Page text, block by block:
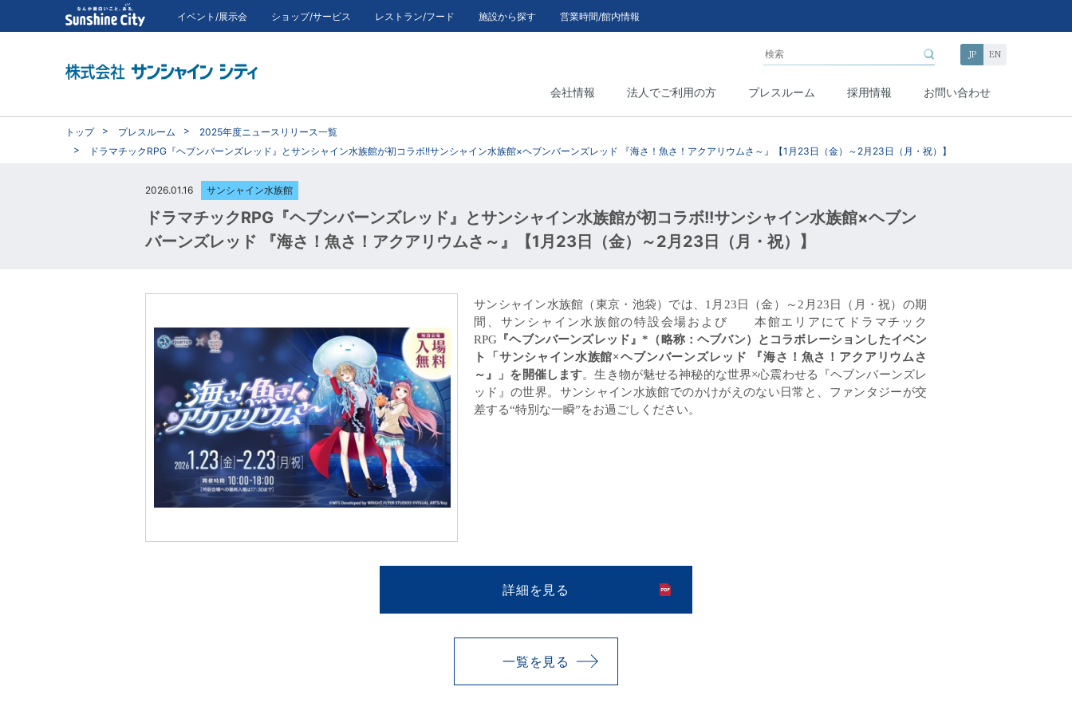
イベント/展示会 ショップ/サービス レストラン/フード 施設から探す 営業時間/館内情報
JP EN
会社情報 法人でご利用の方 プレスルーム 採用情報 お問い合わせ
トップ プレスルーム
2025年度ニュースリリース一覧
ドラマチックRPG『ヘブンバーンズレッド』とサンシャイン水族館が初コラボ!!サンシャイン水族館×ヘブンバーンズレッド 『海さ！魚さ！アクアリウムさ～』【1月23日（金）～2月23日（月・祝）】
2026.01.16 サンシャイン水族館
ドラマチックRPG『ヘブンバーンズレッド』とサンシャイン水族館が初コラボ!!サンシャイン水族館×ヘブン
バーンズレッド 『海さ！魚さ！アクアリウムさ～』【1月23日（金）～2月23日（月・祝）】
サンシャイン水族館（東京・池袋）では、 1 月 23 日（金）～ 2 月 23 日（月・祝）の期
間、サンシャイン水族館の特設会場および 本館エリア にて ドラマチック
RPG 『ヘブンバーンズレッド 』* （略称：ヘブバン）とコラボレーションしたイベン
ト「サンシャイン水族館×ヘブンバーンズレッド 『海さ！魚さ！アクアリウムさ
～ 』 」を開催します。生き物が魅せる神秘的な世界×心震わせる 『ヘブンバーンズレ
ッド 』の世界。 サンシャイン水族館でのかけがえのない日常と、ファンタジーが交
差する“特別な一瞬”をお過ごしください。
詳細を見る
一覧を見る